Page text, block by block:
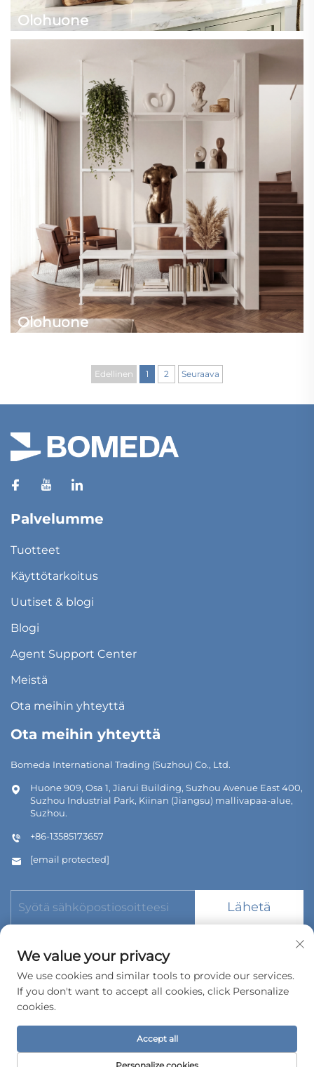
Olohuone
Olohuone
Edellinen 1 2 Seuraava
Palvelumme
Tuotteet
Käyttötarkoitus
Uutiset & blogi
Blogi
Agent Support Center
Meistä
Ota meihin yhteyttä
Ota meihin yhteyttä
Bomeda International Trading (Suzhou) Co., Ltd.
Huone 909, Osa 1, Jiarui Building, Suzhou Avenue East 400,
Suzhou Industrial Park, Kiinan (Jiangsu) mallivapaa-alue,
Suzhou.
+86-13585173657
[email protected]
Lähetä
Tekijänoikeus © 2026 Bomeda International Trading (Suzhou)
Tietosuojakäytäntö
We value your privacy
We use cookies and similar tools to provide our services.
If you don't want to accept all cookies, click Personalize
cookies.
Accept all